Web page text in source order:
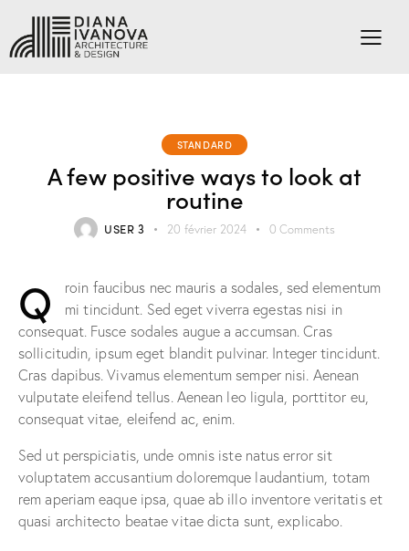
STANDARD
A few positive ways to look at
routine
USER 3 20 février 2024 0 Comments
Q
roin faucibus nec mauris a sodales, sed elementum
mi tincidunt. Sed eget viverra egestas nisi in
consequat. Fusce sodales augue a accumsan. Cras
sollicitudin, ipsum eget blandit pulvinar. Integer tincidunt.
Cras dapibus. Vivamus elementum semper nisi. Aenean
vulputate eleifend tellus. Aenean leo ligula, porttitor eu,
consequat vitae, eleifend ac, enim.
Sed ut perspiciatis, unde omnis iste natus error sit
voluptatem accusantium doloremque laudantium, totam
rem aperiam eaque ipsa, quae ab illo inventore veritatis et
quasi architecto beatae vitae dicta sunt, explicabo.